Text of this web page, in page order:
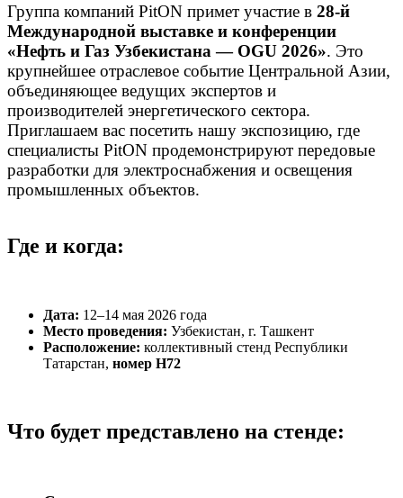
Группа компаний PitON примет участие в 28‑й
Международной выставке и конференции
«Нефть и Газ Узбекистана — OGU 2026». Это
крупнейшее отраслевое событие Центральной Азии,
объединяющее ведущих экспертов и
производителей энергетического сектора.
Приглашаем вас посетить нашу экспозицию, где
специалисты PitON продемонстрируют передовые
разработки для электроснабжения и освещения
промышленных объектов.
Где и когда:
Дата: 12–14 мая 2026 года
Место проведения: Узбекистан, г. Ташкент
Расположение: коллективный стенд Республики
Татарстан, номер Н72
Что будет представлено на стенде: